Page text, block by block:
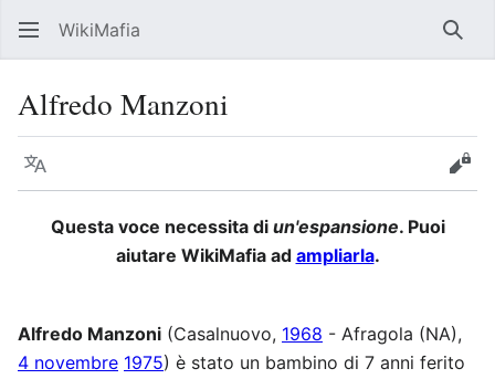
WikiMafia
Alfredo Manzoni
Lingua Segui
Questa voce necessita di un'espansione. Puoi
aiutare WikiMafia ad ampliarla.
Alfredo Manzoni (Casalnuovo, 1968 - Afragola (NA),
4 novembre 1975) è stato un bambino di 7 anni ferito